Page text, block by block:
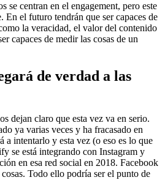
se centran en el engagement, pero este
En el futuro tendrán que ser capaces de
la veracidad, el valor del contenido
capaces de medir las cosas de un
de verdad a las
dejan claro que esta vez va en serio.
ya varias veces y ha fracasado en
a intentarlo y esta vez (o eso es lo que
se está integrando con Instagram y
en esa red social en 2018. Facebook
Todo ello podría ser el punto de